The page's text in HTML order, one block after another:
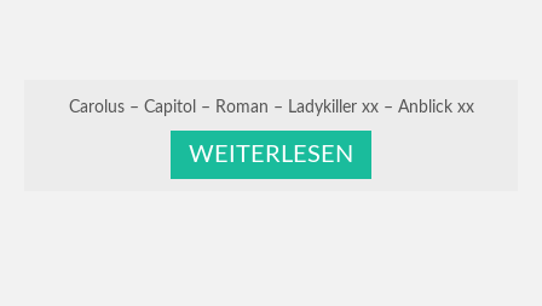
Carolus – Capitol – Roman – Ladykiller xx – Anblick xx
WEITERLESEN